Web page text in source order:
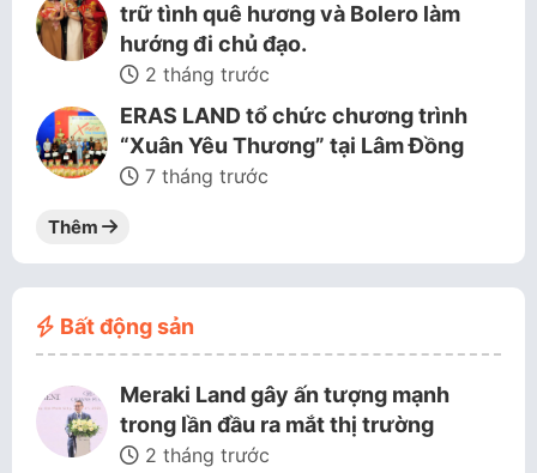
trữ tình quê hương và Bolero làm
hướng đi chủ đạo.
2 tháng trước
ERAS LAND tổ chức chương trình
“Xuân Yêu Thương” tại Lâm Đồng
7 tháng trước
Thêm
Bất động sản
Meraki Land gây ấn tượng mạnh
trong lần đầu ra mắt thị trường
2 tháng trước